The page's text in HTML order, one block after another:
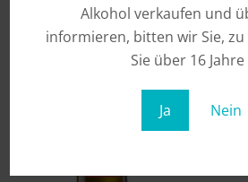
Alkohol verkaufen und
informieren, bitten wir Sie,
Sie über 16 Jahre
Ja Nein